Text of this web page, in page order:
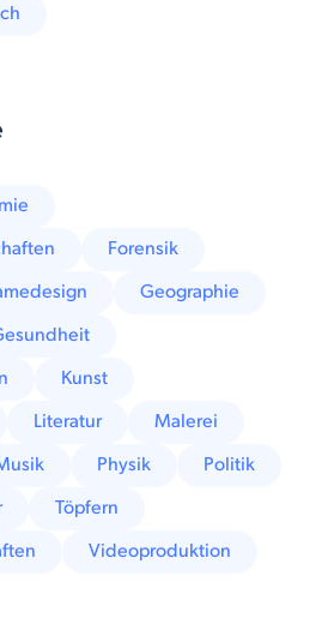
Forensik
Geographie
Kunst
Literatur
Malerei
Physik
Politik
Töpfern
Videoproduktion